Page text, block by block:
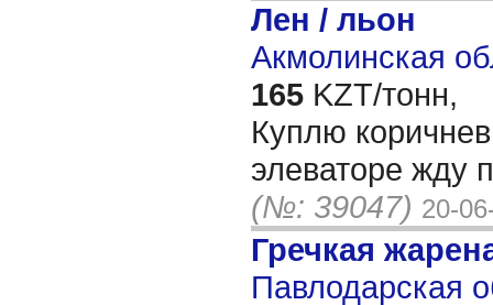
Лен / льон
Акмолинская
165 KZT/тонн,
Куплю
элеваторе жду
(№: 39047) 20-
Гречкая
Павлодарская